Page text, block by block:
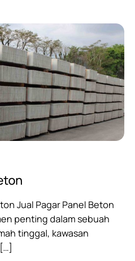
Jual Pagar Panel Beton
penting dalam sebuah
tinggal, kawasan